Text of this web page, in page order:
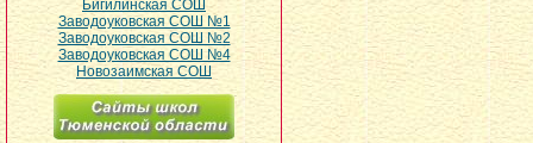
Бигилинская СОШ
Заводоуковская СОШ №1
Заводоуковская СОШ №2
Заводоуковская СОШ №4
Новозаимская СОШ